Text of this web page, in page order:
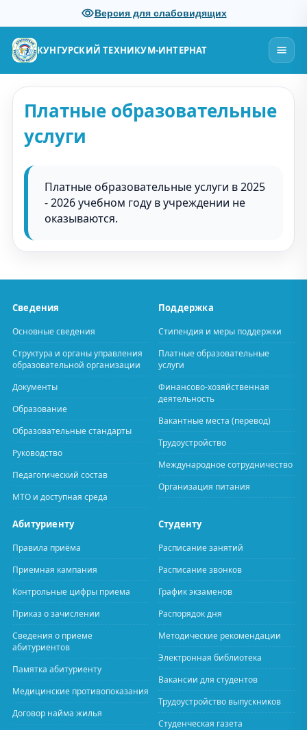
Версия для слабовидящих
КУНГУРСКИЙ ТЕХНИКУМ-ИНТЕРНАТ
Платные образовательные
услуги
Платные образовательные услуги в 2025
- 2026 учебном году в учреждении не
оказываются.
Сведения
Основные сведения
Структура и органы управления
образовательной организации
Документы
Образование
Образовательные стандарты
Руководство
Педагогический состав
МТО и доступная среда
Поддержка
Стипендия и меры поддержки
Платные образовательные
услуги
Финансово-хозяйственная
деятельность
Вакантные места (перевод)
Трудоустройство
Международное сотрудничество
Организация питания
Абитуриенту
Правила приёма
Приемная кампания
Контрольные цифры приема
Приказ о зачислении
Сведения о приеме
абитуриентов
Памятка абитуриенту
Медицинские противопоказания
Договор найма жилья
Студенту
Расписание занятий
Расписание звонков
График экзаменов
Распорядок дня
Методические рекомендации
Электронная библиотека
Вакансии для студентов
Трудоустройство выпускников
Студенческая газета